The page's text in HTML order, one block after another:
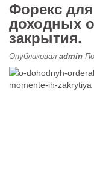
Форекс
доходных
закрытия.
Опубликовал admin